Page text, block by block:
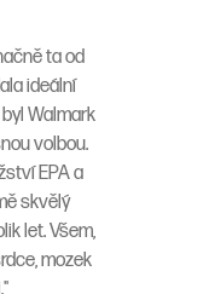
ta od
ideální
Walmark
volbou.
EPA a
skvělý
let. Všem,
mozek